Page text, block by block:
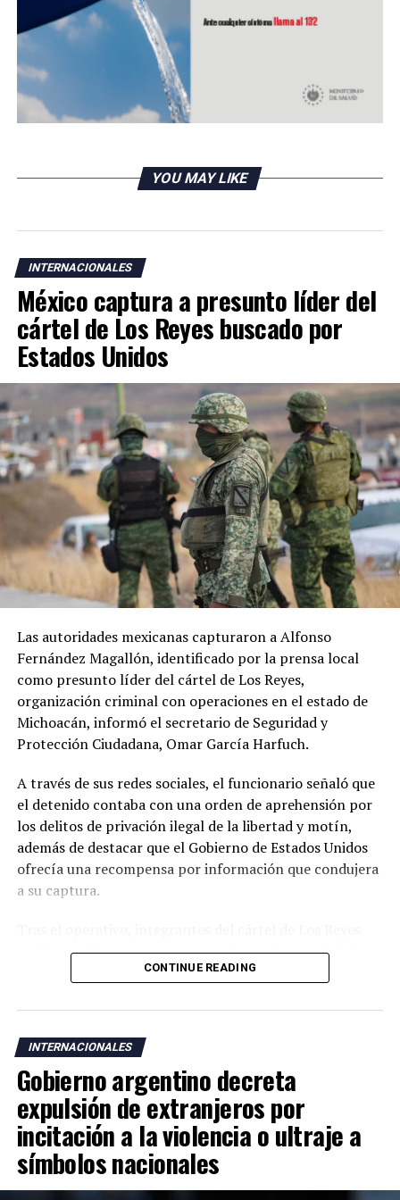
YOU MAY LIKE
INTERNACIONALES
México captura a presunto líder del
cártel de Los Reyes buscado por
Estados Unidos
Las autoridades mexicanas capturaron a Alfonso
Fernández Magallón, identificado por la prensa local
como presunto líder del cártel de Los Reyes,
organización criminal con operaciones en el estado de
Michoacán, informó el secretario de Seguridad y
Protección Ciudadana, Omar García Harfuch.
A través de sus redes sociales, el funcionario señaló que
el detenido contaba con una orden de aprehensión por
los delitos de privación ilegal de la libertad y motín,
además de destacar que el Gobierno de Estados Unidos
ofrecía una recompensa por información que condujera
a su captura.
realizaron bloqueos carreteros e incendiaron vehículos
en dos municipios de Michoacán, en aparente reacción a
las autoridades mantienen el control de la situación y
garantizan la seguridad en la entidad.
Michoacán, considerado uno de los principales polos
agroexportadores de México y sede de un importante
puerto sobre el océano Pacífico, ha sido escenario de
disputas entre grupos del crimen organizado vinculadas
al narcotráfico, la extorsión y otras actividades ilícitas.
CONTINUE READING
INTERNACIONALES
Gobierno argentino decreta
expulsión de extranjeros por
incitación a la violencia o ultraje a
símbolos nacionales